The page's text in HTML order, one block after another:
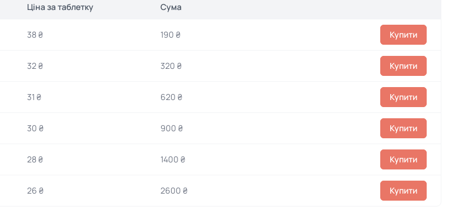
Ціна за таблетку Сума
38 ₴ 190 ₴ Купити
32 ₴ 320 ₴ Купити
31 ₴ 620 ₴ Купити
30 ₴ 900 ₴ Купити
28 ₴ 1400 ₴ Купити
26 ₴ 2600 ₴ Купити